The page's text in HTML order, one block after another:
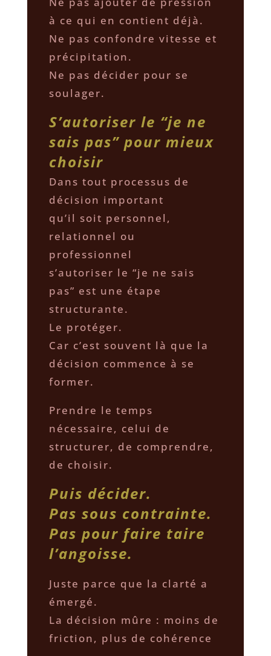
à ce qui en contient déjà.
Ne pas confondre vitesse et
précipitation.
Ne pas décider pour se
soulager.
S’autoriser le “je ne
sais pas” pour mieux
choisir
Dans tout processus de
décision important
qu’il soit personnel,
relationnel ou
professionnel
s’autoriser le “je ne sais
pas” est une étape
structurante.
Le protéger.
Car c’est souvent là que la
décision commence à se
former.
Prendre le temps
nécessaire, celui de
structurer, de comprendre,
de choisir.
Puis décider.
Pas sous contrainte.
Pas pour faire taire
l’angoisse.
Juste parce que la clarté a
émergé.
La décision mûre : moins de
friction, plus de cohérence